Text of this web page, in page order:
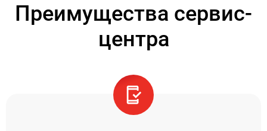
Преимущества сервис-
центра